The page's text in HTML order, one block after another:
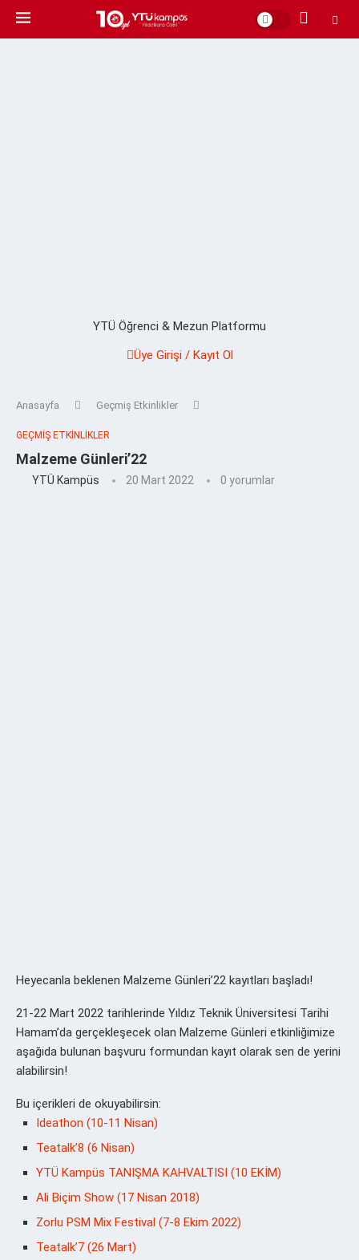
YTÜ Öğrenci & Mezun Platformu
Üye Girişi / Kayıt Ol
Anasayfa Geçmiş Etkinlikler
GEÇMIŞ ETKINLIKLER
Malzeme Günleri’22
YTÜ Kampüs 20 Mart 2022 0 yorumlar
Heyecanla beklenen Malzeme Günleri’22 kayıtları başladı!
21-22 Mart 2022 tarihlerinde Yıldız Teknik Üniversitesi Tarihi
Hamam’da gerçekleşecek olan Malzeme Günleri etkinliğimize
aşağıda bulunan başvuru formundan kayıt olarak sen de yerini
alabilirsin!
Bu içerikleri de okuyabilirsin:
Ideathon (10-11 Nisan)
Teatalk’8 (6 Nisan)
YTÜ Kampüs TANIŞMA KAHVALTISI (10 EKİM)
Ali Biçim Show (17 Nisan 2018)
Zorlu PSM Mix Festival (7-8 Ekim 2022)
Teatalk’7 (26 Mart)